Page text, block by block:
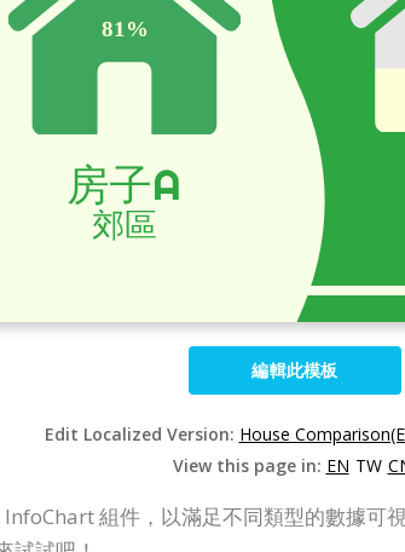
編輯此模板
Edit Localized Version: House
View this page in: EN TW
組件，以滿足不同類型的數據可